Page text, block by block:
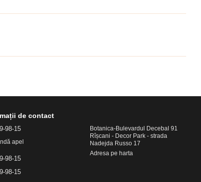
de contact
98-15
apel
98-15
98-15
Botanica-Bulevardul Decebal 91
Rîșcani - Decor Park - strada
Nadejda Russo 17
Adresa pe harta